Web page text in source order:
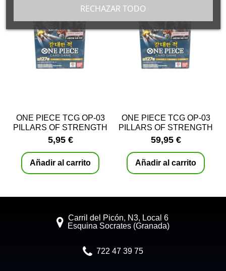
ONE PIECE TCG OP-03
PILLARS OF STRENGTH
– SOBRES
5,95 €
Añadir al carrito
ONE PIECE TCG OP-03
PILLARS OF STRENGTH
– CAJA COREANA
SELLADA
59,95 €
Añadir al carrito
Carril del Picón, N3, Local 6
Esquina Socrates (Granada)
722 47 39 75
RECHAZAR TODO